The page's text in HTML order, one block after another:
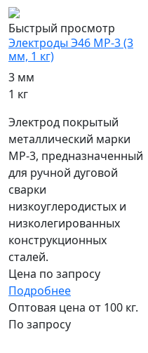
Быстрый просмотр
Электроды Э46 МР-3 (3
мм, 1 кг)
3 мм
1 кг
Электрод покрытый
металлический марки
МР-3, предназначенный
для ручной дуговой
сварки
низкоуглеродистых и
низколегированных
конструкционных
сталей.
Цена по запросу
Подробнее
Оптовая цена от 100 кг.
По запросу